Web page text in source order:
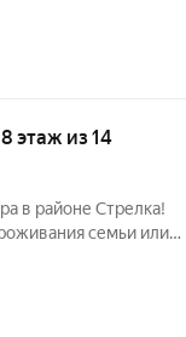
этаж из 14
в районе Стрелка!
семьи или